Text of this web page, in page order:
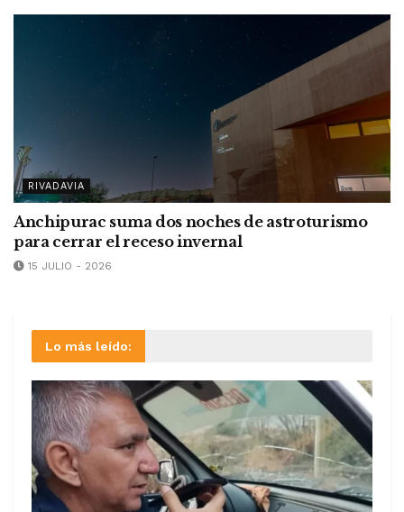
RIVADAVIA
Anchipurac suma dos noches de astroturismo
para cerrar el receso invernal
15 JULIO - 2026
Lo más leído: